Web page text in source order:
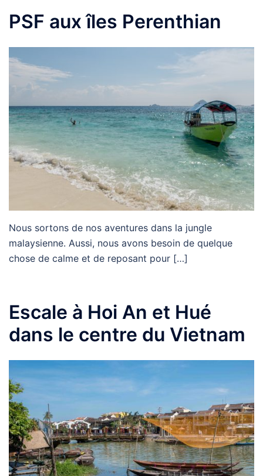
PSF aux îles Perenthian
Nous sortons de nos aventures dans la jungle
malaysienne. Aussi, nous avons besoin de quelque
chose de calme et de reposant pour […]
Escale à Hoi An et Hué
dans le centre du Vietnam